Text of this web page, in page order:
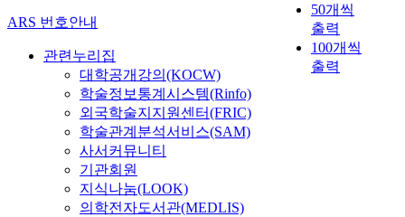
50개씩
출력
100개씩
출력
ARS 번호안내
관련누리집
대학공개강의(KOCW)
학술정보통계시스템(Rinfo)
외국학술지지원센터(FRIC)
학술관계분석서비스(SAM)
사서커뮤니티
기관회원
지식나눔(LOOK)
의학전자도서관(MEDLIS)